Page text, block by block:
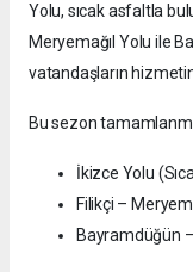
Yolu, sıcak asfaltla
Meryemağıl Yolu ile
vatandaşların
Bu sezon
İkizce Yolu
Filikçi –
Bayramdüğün